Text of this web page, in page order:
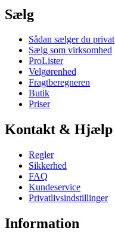
Sælg
Sådan sælger du privat
Sælg som virksomhed
ProLister
Velgørenhed
Fragtberegneren
Butik
Priser
Kontakt & Hjælp
Regler
Sikkerhed
FAQ
Kundeservice
Privatlivsindstillinger
Information